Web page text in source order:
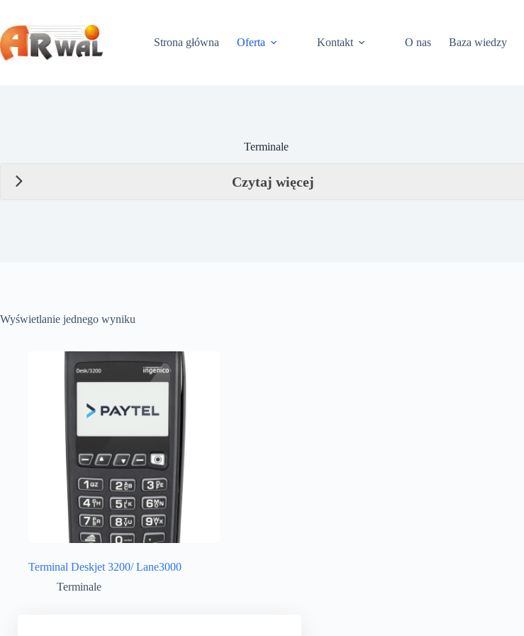
treści
Strona główna
Oferta Kontakt O nas Baza wiedzy
Terminale
Czytaj więcej
Wyświetlanie jednego wyniku
Terminal Deskjet 3200/ Lane3000
Terminale